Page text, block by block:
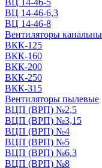
ВЦ 14-46-5
ВЦ 14-46-6,3
ВЦ 14-46-8
Вентиляторы
ВКК-125
ВКК-160
ВКК-200
ВКК-250
ВКК-315
Вентиляторы пылевые
ВЦП (ВРП) №2,5
ВЦП (ВРП) №3,15
ВЦП (ВРП) №4
ВЦП (ВРП) №5
ВЦП (ВРП) №6,3
ВЦП (ВРП) №8